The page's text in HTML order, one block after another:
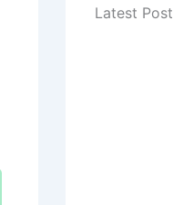
Latest Post